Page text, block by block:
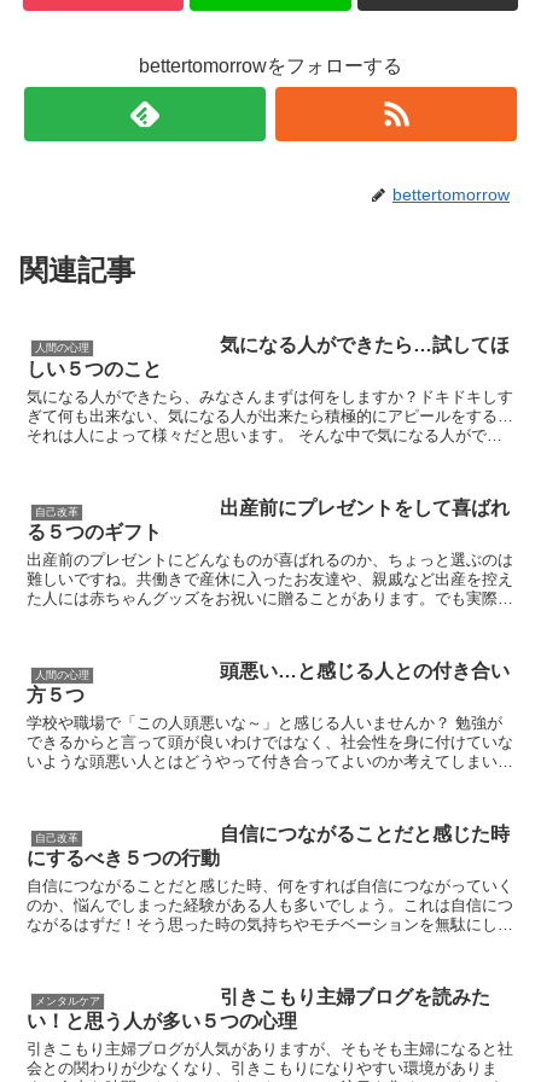
bettertomorrowをフォローする
bettertomorrow
関連記事
人間の心理
気になる人ができたら…試してほ
しい５つのこと
気になる人ができたら、みなさんまずは何をしますか？ドキドキしす
ぎて何も出来ない、気になる人が出来たら積極的にアピールをする…
それは人によって様々だと思います。 そんな中で気になる人ができ
自己改革
出産前にプレゼントをして喜ばれ
る５つのギフト
出産前のプレゼントにどんなものが喜ばれるのか、ちょっと選ぶのは
難しいですね。共働きで産休に入ったお友達や、親戚など出産を控え
た人には赤ちゃんグッズをお祝いに贈ることがあります。でも実際に
人間の心理
頭悪い…と感じる人との付き合い
方５つ
学校や職場で「この人頭悪いな～」と感じる人いませんか？ 勉強が
できるからと言って頭が良いわけではなく、社会性を身に付けていな
いような頭悪い人とはどうやって付き合ってよいのか考えてしまいま
自己改革
自信につながることだと感じた時
にするべき５つの行動
自信につながることだと感じた時、何をすれば自信につながっていく
のか、悩んでしまった経験がある人も多いでしょう。これは自信につ
ながるはずだ！そう思った時の気持ちやモチベーションを無駄にした
メンタルケア
引きこもり主婦ブログを読みた
い！と思う人が多い５つの心理
引きこもり主婦ブログが人気がありますが、そもそも主婦になると社
会との関わりが少なくなり、引きこもりになりやすい環境がありま